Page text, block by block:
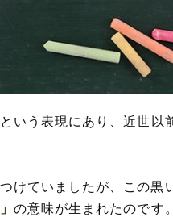
という表現にあり、近世以
けていましたが、この黒
の意味が生まれたのです。